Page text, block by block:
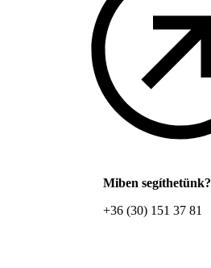
Miben segíthetünk?
+36 (30) 151 37 81